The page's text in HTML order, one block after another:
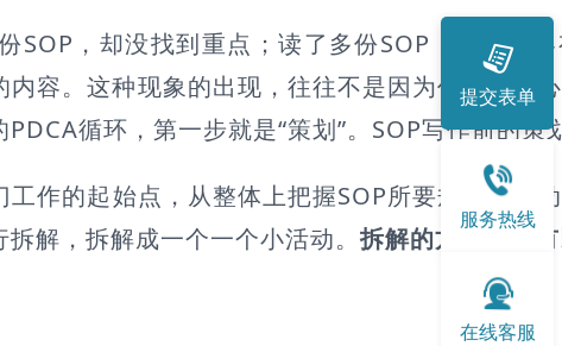
，却没找到重点；读了多份SOP，发现内
容。这种现象的出现，往往不是因为作者不用
循环，第一步就是“策划”。SOP写作前的策
的起始点，从整体上把握SOP所要规定的活
解，拆解成一个一个小活动。 拆解的方法可以
提交表单
服务热线
在线客服